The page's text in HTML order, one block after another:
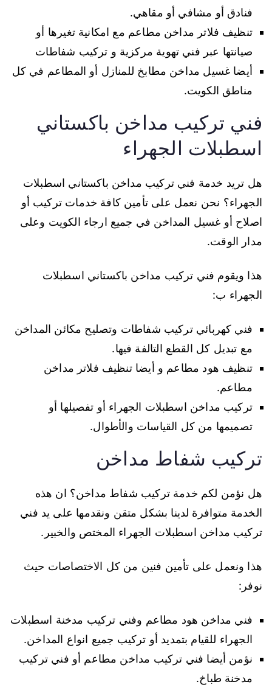
فنادق أو مشافي أو مقاهي.
تنظيف فلاتر مداخن مطاعم مع امكانية تغيرها أو
صيانتها عبر فني تهوية مركزية و تركيب شفاطات
أيضا غسيل مداخن مطابخ للمنازل أو المطاعم في كل
مناطق الكويت.
فني تركيب مداخن باكستاني
اسطبلات الجهراء
هل تريد خدمة فني تركيب مداخن باكستاني اسطبلات
الجهراء؟ نحن نعمل على تأمين كافة خدمات تركيب أو
اصلاح أو غسيل المداخن في جميع ارجاء الكويت وعلى
مدار الوقت.
هذا ويقوم فني تركيب مداخن باكستاني اسطبلات
الجهراء ب:
فني كهربائي تركيب شفاطات وتصليح مكائن المداخن
مع تبديل كل القطع التالفة فيها.
تنظيف هود مطاعم و أيضا تنظيف فلاتر مداخن
مطاعم.
تركيب مداخن اسطبلات الجهراء أو تفصيلها أو
تصميمها من كل القياسات والأطوال.
تركيب شفاط مداخن
هل نؤمن لكم خدمة تركيب شفاط مداخن؟ ان هذه
الخدمة متوافرة لدينا بشكل متقن ونقدمها على يد فني
تركيب مداخن اسطبلات الجهراء المختص والخبير.
هذا ونعمل على تأمين فنين من كل الاختصاصات حيث
نوفر:
فني مداخن هود مطاعم وفني تركيب مدخنة اسطبلات
الجهراء للقيام بتمديد أو تركيب جميع انواع المداخن.
نؤمن أيضا فني تركيب مداخن مطاعم أو فني تركيب
مدخنة طباخ.